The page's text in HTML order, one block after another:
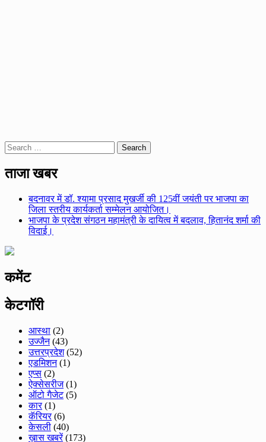
Search
for:
ताजा खबर
बदनावर में डॉ. श्यामा प्रसाद मुखर्जी की 125वीं जयंती पर भाजपा का
जिला स्तरीय कार्यकर्ता सम्मेलन आयोजित।
भाजपा के प्रदेश संगठन महामंत्री के दायित्व में बदलाव, हितानंद शर्मा की
विदाई।
कमेंट
केटगॉरी
आस्था (2)
उज्जैन(43)
उत्तरप्रदेश(52)
एडमिशन(1)
एप्स (2)
ऐक्सेसरीज(1)
ऑटो गैजेट(5)
कार(1)
कॅरियर(6)
केसली (40)
ख़ास खबरें(173)